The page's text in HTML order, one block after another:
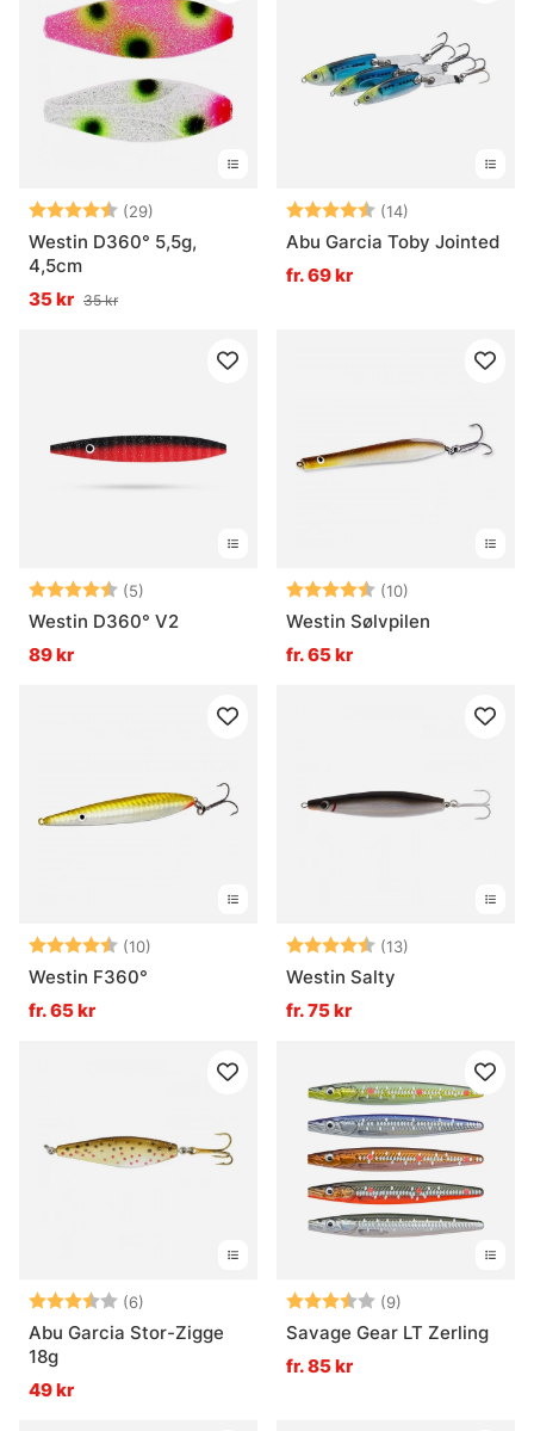
Betyg: (29)
4.8 utav 5 stjärnor
Westin D360° 5,5g,
4,5cm
35 kr 35 kr
Betyg: (14)
Abu Garcia Toby Jointed
fr. 69 kr
Betyg: (5)
4.6 utav 5 stjärnor
Westin D360° V2
89 kr
Betyg: (10)
Westin Sølvpilen
fr. 65 kr
Betyg: (10)
4.5 utav 5 stjärnor
Westin F360°
fr. 65 kr
Betyg: (13)
Westin Salty
fr. 75 kr
Betyg: (6)
3.3 utav 5 stjärnor
Abu Garcia Stor-Zigge
18g
49 kr
Betyg: (9)
Savage Gear LT Zerling
fr. 85 kr